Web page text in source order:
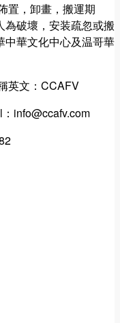
置，卸畫，搬運期
為破壞，安装疏忽或搬
中華文化中心及温哥華
英文：CCAFV
info@ccafv.com